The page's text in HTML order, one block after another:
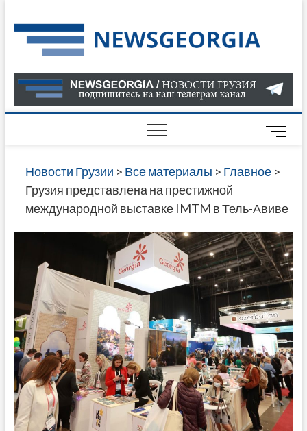
to
content
О
В
ГРУЗИИ
САЙТЕ
M
e
n
B
t
t
o
n
Новости Грузии > Все материалы > Главное>
Грузия представлена на престижной
международной выставке IMTM в Тель-Авиве